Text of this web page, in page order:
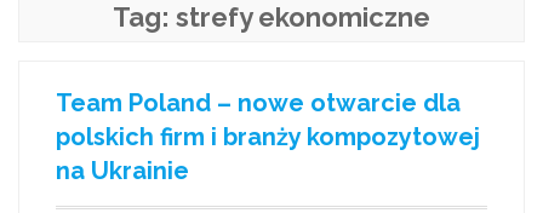
Tag: strefy ekonomiczne
Team Poland – nowe otwarcie dla
polskich firm i branży kompozytowej
na Ukrainie